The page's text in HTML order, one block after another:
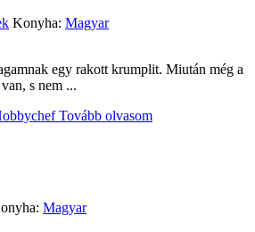
Konyha: Magyar
egy rakott krumplit. Miután még a
s nem ...
Tovább olvasom
Magyar